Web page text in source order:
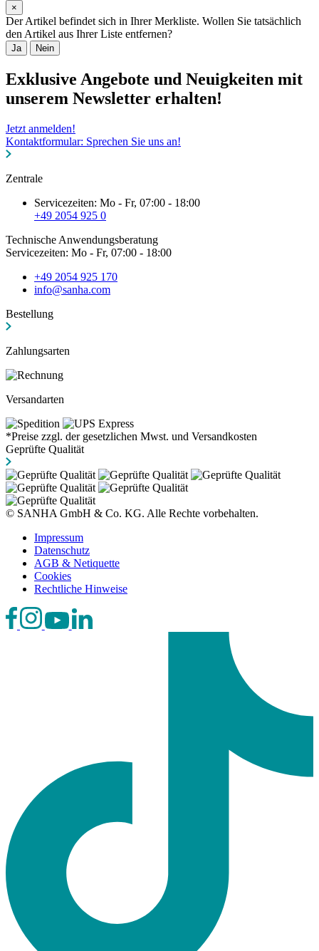
×
Der Artikel befindet sich in Ihrer Merkliste. Wollen Sie tatsächlich
den Artikel aus Ihrer Liste entfernen?
Ja Nein
Exklusive Angebote und Neuigkeiten mit
unserem Newsletter erhalten!
Jetzt anmelden!
Kontaktformular: Sprechen Sie uns an!
Zentrale
Servicezeiten: Mo - Fr, 07:00 - 18:00
+49 2054 925 0
Technische Anwendungsberatung
Servicezeiten: Mo - Fr, 07:00 - 18:00
+49 2054 925 170
info@sanha.com
Bestellung
Zahlungsarten
Versandarten
*Preise zzgl. der gesetzlichen Mwst. und Versandkosten
Geprüfte Qualität
© SANHA GmbH & Co. KG. Alle Rechte vorbehalten.
Impressum
Datenschutz
AGB & Netiquette
Cookies
Rechtliche Hinweise